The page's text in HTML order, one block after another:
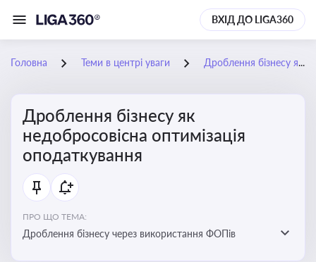
ВХІД ДО LIGA360
Головна Теми в центрі уваги Дроблення бізнесу як недобросовісна оптимізація оподаткування
Дроблення бізнесу як
недобросовісна оптимізація
оподаткування
ПРО ЩО ТЕМА:
Дроблення бізнесу через використання ФОПів